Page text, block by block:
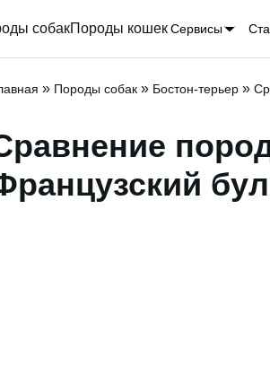
собакПороды кошекСервисы
» Породы собак » Бостон-терьер »